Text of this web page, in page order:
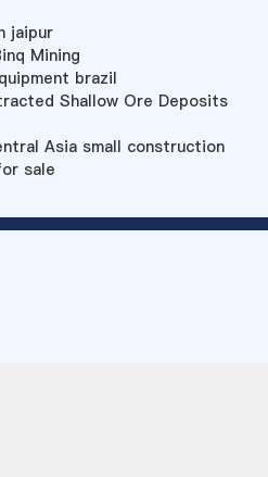
jaipur
Mining
brazil
Shallow Ore Deposits
Asia small construction
sale